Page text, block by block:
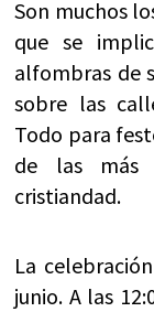
Son muchos
que se
alfombras de
sobre las
Todo para
de las más
cristiandad.
La
junio. A las